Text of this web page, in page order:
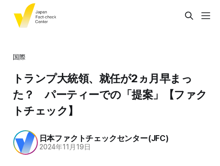
国際
トランプ大統領、就任が2ヵ月早まっ
た？ パーティーでの「提案」【ファク
トチェック】
日本ファクトチェックセンター(JFC)
2024年11月19日